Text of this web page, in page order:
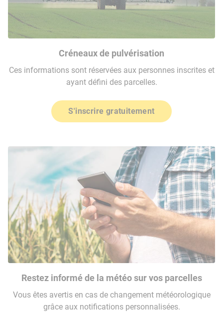
Créneaux de pulvérisation
Ces informations sont réservées aux personnes inscrites et
ayant défini des parcelles.
S'inscrire gratuitement
Restez informé de la météo sur vos parcelles
Vous êtes avertis en cas de changement météorologique
grâce aux notifications personnalisées.